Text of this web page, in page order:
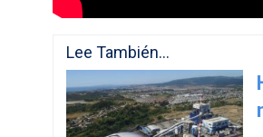
Lee También...